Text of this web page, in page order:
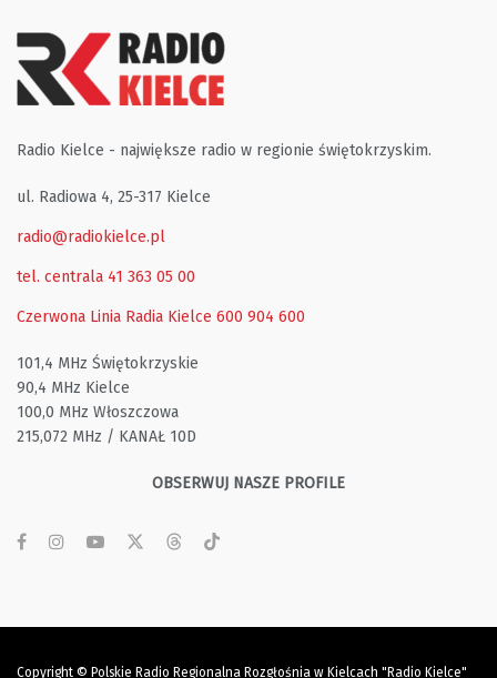
Radio Kielce - największe radio w regionie świętokrzyskim.
ul. Radiowa 4, 25-317 Kielce
radio@radiokielce.pl
tel. centrala 41 363 05 00
Czerwona Linia Radia Kielce 600 904 600
101,4 MHz Świętokrzyskie
90,4 MHz Kielce
100,0 MHz Włoszczowa
215,072 MHz / KANAŁ 10D
OBSERWUJ NASZE PROFILE
Copyright © Polskie Radio Regionalna Rozgłośnia w Kielcach "Radio Kielce"